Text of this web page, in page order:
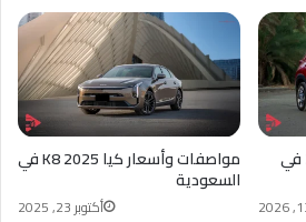
مواصفات وأسعار كيا K8 2025 في
السعودية
أكتوبر 23, 2025
مواصفات كيا سونيت 2026 في